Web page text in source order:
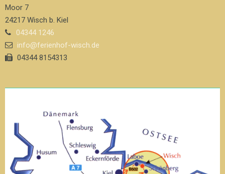
Moor 7
24217 Wisch b. Kiel
04344 1246
info@ferienhof-wisch.de
04344 8154313